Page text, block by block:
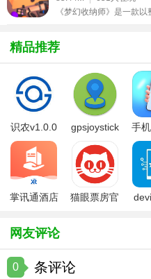
不同玩家的需求和喜好。
【我的世界网易版指令推
《我的世界》网易版是一款
游戏，它以其丰富的指令系
模式而备受玩家喜爱。无论
险和探索的玩家，都能在这
你对沙盒式建筑游戏感兴趣
易版，相信它会给你带来全
《梦幻收纳师》是一款以
精品推荐
识农v1.0.0
gpsjoystick
手
掌讯通酒店
猫眼票房官
网友评论
0 条评论